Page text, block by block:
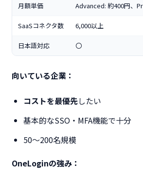
月額単価 Advanced: 約400円、
SaaSコネクタ数 6,000以上
日本語対応 〇
向いている企業：
コストを最優先したい
基本的なSSO・MFA機能で十分
50〜200名規模
OneLoginの強み：